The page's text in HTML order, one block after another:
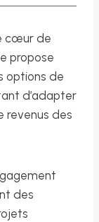
cœur de
propose
options de
d’adapter
revenus des
des